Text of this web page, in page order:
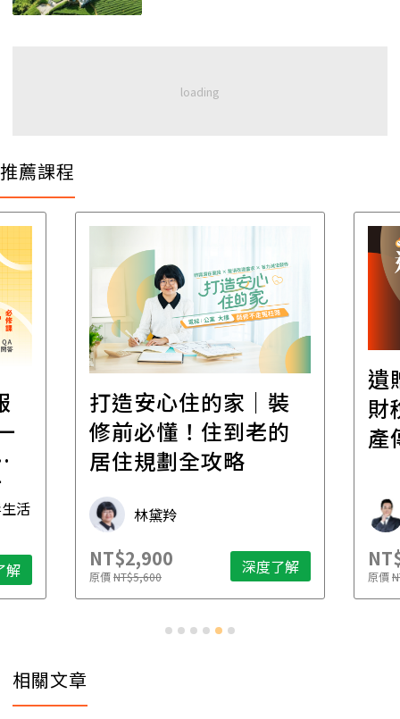
推薦課程
活
解
打造安心住的家｜裝
修前必懂！住到老的
居住規劃全攻略
林黛羚
NT$2,900
原價NT$5,600 深度了解
遺
財
產
原價
相關文章